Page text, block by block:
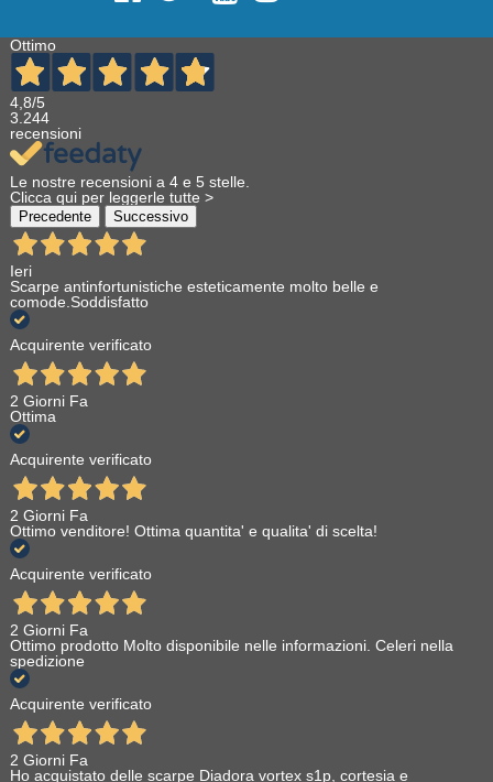
Ottimo
4,8/5
3.244
recensioni
Le nostre recensioni a 4 e 5 stelle.
Clicca qui per leggerle tutte >
Precedente Successivo
Ieri
Scarpe antinfortunistiche esteticamente molto belle e
comode.Soddisfatto
Acquirente verificato
2 Giorni Fa
Ottima
Acquirente verificato
2 Giorni Fa
Ottimo venditore! Ottima quantita' e qualita' di scelta!
Acquirente verificato
2 Giorni Fa
Ottimo prodotto Molto disponibile nelle informazioni. Celeri nella
spedizione
Acquirente verificato
2 Giorni Fa
Ho acquistato delle scarpe Diadora vortex s1p, cortesia e